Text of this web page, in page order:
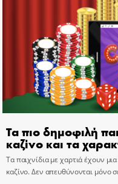
Τα πιο δημοφιλή
καζίνο και τα
Τα παιχνίδια με χαρτιά έχουν
καζίνο. Δεν απευθύνονται μόνο